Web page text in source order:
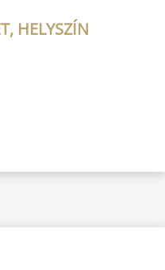
HELYSZÍN